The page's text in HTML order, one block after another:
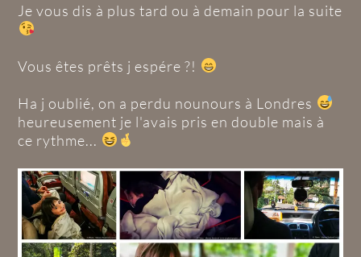
Je vous dis à plus tard ou à demain pour la suite
Vous êtes prêts j espére ?!
Ha j oublié, on a perdu nounours à Londres
heureusement je l'avais pris en double mais à
ce rythme...